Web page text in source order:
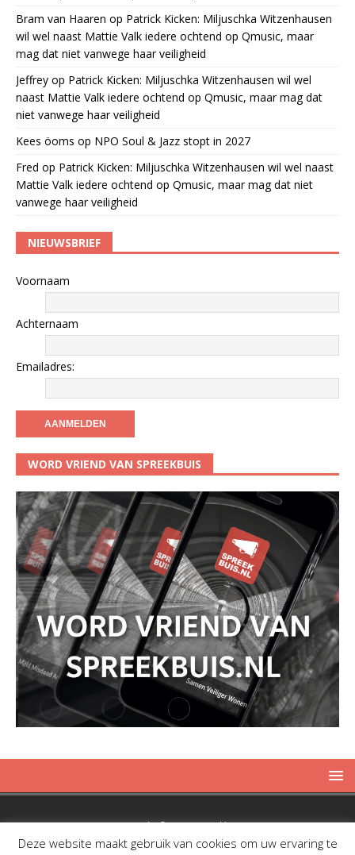
Bram van Haaren op Patrick Kicken: Miljuschka Witzenhausen
wil wel naast Mattie Valk iedere ochtend op Qmusic, maar
mag dat niet vanwege haar veiligheid
Jeffrey op Patrick Kicken: Miljuschka Witzenhausen wil wel
naast Mattie Valk iedere ochtend op Qmusic, maar mag dat
niet vanwege haar veiligheid
Kees öoms op NPO Soul & Jazz stopt in 2027
Fred op Patrick Kicken: Miljuschka Witzenhausen wil wel naast
Mattie Valk iedere ochtend op Qmusic, maar mag dat niet
vanwege haar veiligheid
NIEUWSBRIEF
Voornaam
Achternaam
Emailadres:
WORD VRIEND VAN SPREEKBUIS
Copyright © 2019 Spreekbuis
Deze website maakt gebruik van cookies om uw ervaring te